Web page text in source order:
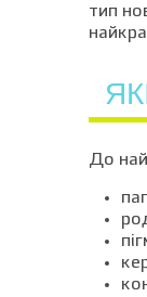
тип
До